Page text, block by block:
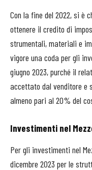
Con la fine del 2022, si è
ottenere il credito di
strumentali, materiali e
vigore una coda per gli
giugno 2023, purché il
accettato dal venditore
almeno pari al 20% del
Investimenti nel
Per gli investimenti nel
dicembre 2023 per le